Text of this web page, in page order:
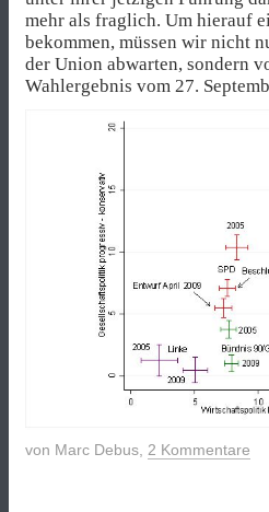
mehr als fraglich. Um hierauf
bekommen, müssen wir nicht
der Union abwarten, sondern
Wahlergebnis vom 27.
von Marc Debus 2 Kommentare